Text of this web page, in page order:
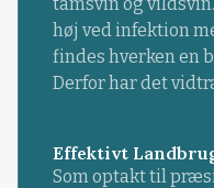
høj ved infektion
findes hverken en
Derfor har det
Effektivt
Som optakt til